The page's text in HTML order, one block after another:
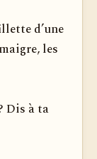
d’une
les
Dis à ta